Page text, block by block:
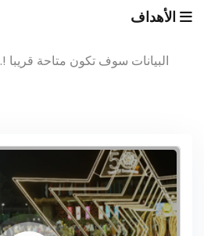
الأهداف
البيانات سوف تكون متاحة قريبا !.